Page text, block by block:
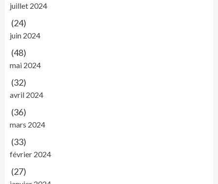
juillet 2024
(24)
juin 2024
(48)
mai 2024
(32)
avril 2024
(36)
mars 2024
(33)
février 2024
(27)